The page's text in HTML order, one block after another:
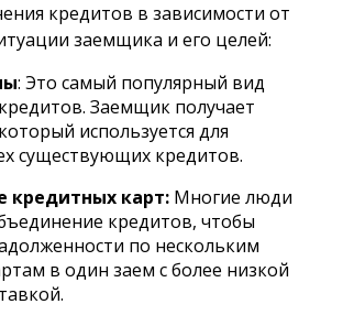
кредитов в зависимости от
заемщика и его целей:
: Это самый популярный вид
Заемщик получает
используется для
существующих кредитов.
кредитных карт: Многие люди
кредитов, чтобы
по нескольким
в один заем с более низкой